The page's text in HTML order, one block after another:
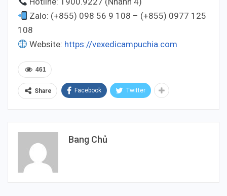
Zalo: (+855) 098 56 9 108 – (+855) 0977 125
108
Website: https://vexedicampuchia.com
461
Share Facebook Twitter
Bang Chủ